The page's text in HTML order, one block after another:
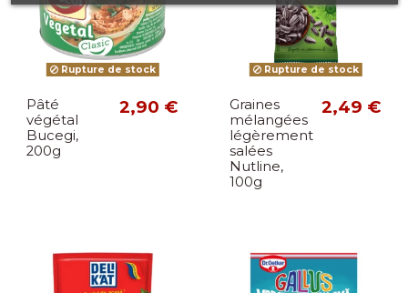
Rupture de stock
Pâté
végétal
Bucegi,
200g
2,90 €
Rupture de stock
Graines
mélangées
légèrement
salées
Nutline,
100g
2,49 €